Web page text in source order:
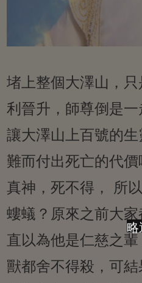
堵上整個大澤山，
利晉升，師尊倒是
讓大澤山上百號的
難而付出死亡的代
真神，死不得， 所
螻蟻？原來之前大
直以為他是仁慈之
獸都舍不得殺，可
略